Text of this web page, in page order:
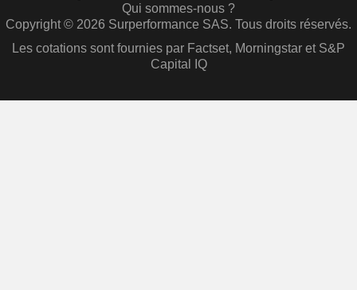
Qui sommes-nous ?
Copyright © 2026 Surperformance SAS. Tous droits réservés.
Les cotations sont fournies par Factset, Morningstar et S&P
Capital IQ